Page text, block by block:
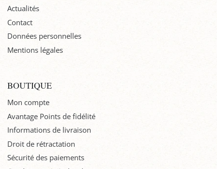
Actualités
Contact
Données personnelles
Mentions légales
BOUTIQUE
Mon compte
Avantage Points de fidélité
Informations de livraison
Droit de rétractation
Sécurité des paiements